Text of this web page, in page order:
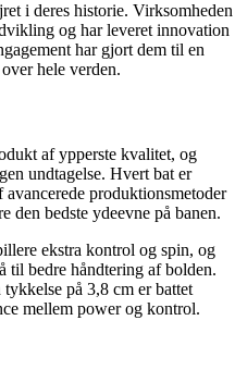
i deres historie. Virksomheden
og har leveret innovation
har gjort dem til en
hele verden.
af ypperste kvalitet, og
undtagelse. Hvert bat er
produktionsmetoder
den bedste ydeevne på banen.
ekstra kontrol og spin, og
til bedre håndtering af bolden.
på 3,8 cm er battet
mellem power og kontrol.